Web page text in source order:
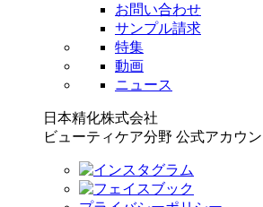
お問い合わせ
サンプル請求
特集
動画
ニュース
日本精化株式会社
ビューティケア分野 公式アカウン